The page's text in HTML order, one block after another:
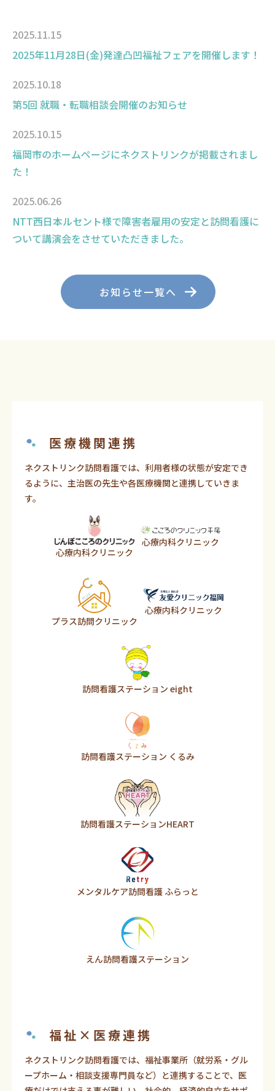
2025.11.15
2025年11月28日(金)発達凸凹福祉フェアを開催します！
2025.10.18
第5回 就職・転職相談会開催のお知らせ
2025.10.15
福岡市のホームページにネクストリンクが掲載されまし
た！
2025.06.26
NTT西日本ルセント様で障害者雇用の安定と訪問看護に
ついて講演会をさせていただきました。
お知らせ一覧へ
医療機関連携
ネクストリンク訪問看護では、利用者様の状態が安定でき
るように、主治医の先生や各医療機関と連携していきま
す。
心療内科クリニック
心療内科クリニック
プラス訪問クリニック
心療内科クリニック
訪問看護ステーション eight
訪問看護ステーション くるみ
訪問看護ステーションHEART
メンタルケア訪問看護 ふらっと
えん訪問看護ステーション
福祉×医療連携
ネクストリンク訪問看護では、福祉事業所（就労系・グル
ープホーム・相談支援専門員など）と連携することで、医